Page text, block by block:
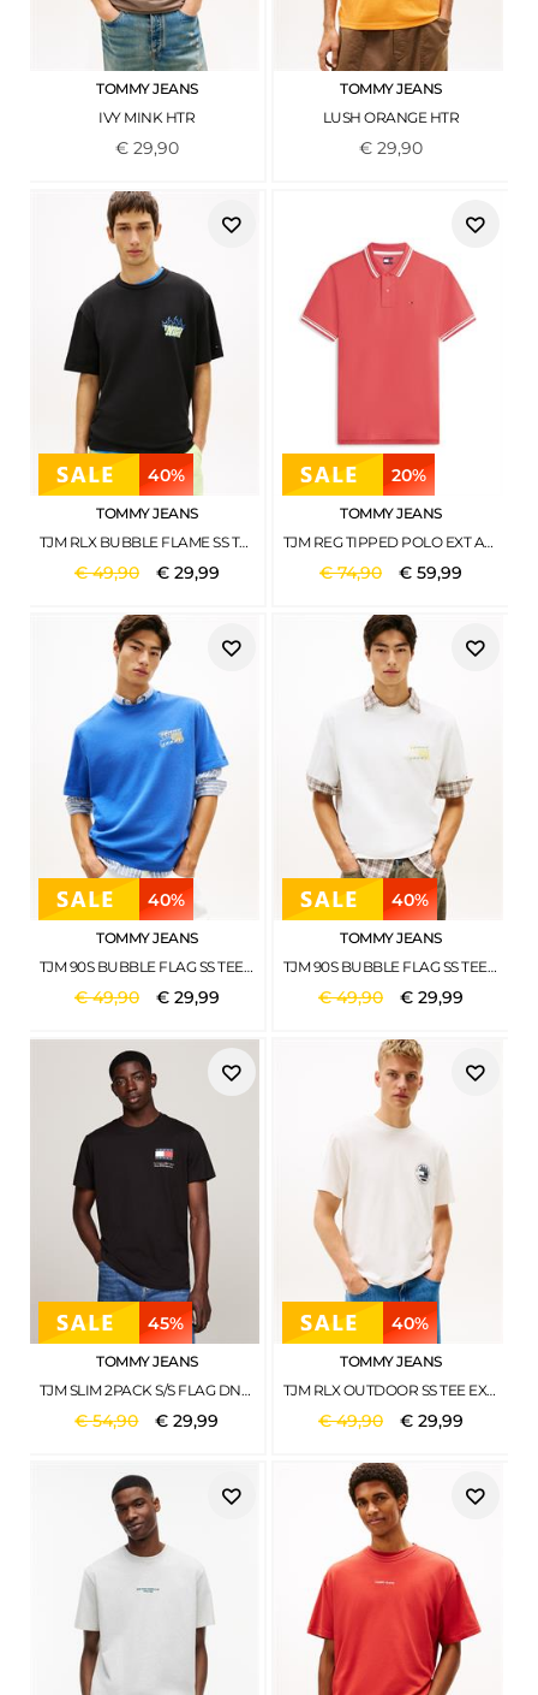
TOMMY JEANS
IVY MINK HTR
€ 29,90
TOMMY JEANS
LUSH ORANGE HTR
€29,90
40%
TOMMY JEANS
TJM RLX BUBBLE FLAME SS TEE BLACK
€49,90 € 29,99
20%
TOMMY JEANS
TJM REG TIPPED POLO EXT ANTHEM RED
€74,90 €59,99
40%
TOMMY JEANS
TJM 90S BUBBLE FLAG SS TEE FIZZY BLUE
€49,90 € 29,99
40%
TOMMY JEANS
TJM 90S BUBBLE FLAG SS TEE ECRU
€49,90 €29,99
45%
TOMMY JEANS
TJM SLIM 2PACK S/S FLAG DNA TEE GREEN MALACHITE - BLACK
€54,90 €29,99
40%
TOMMY JEANS
TJM RLX OUTDOOR SS TEE EXT ANCIENT WHITE
€49,90 €29,99